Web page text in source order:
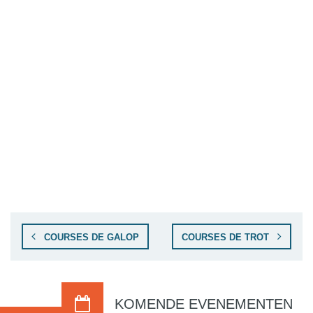
COURSES DE GALOP COURSES DE TROT
KOMENDE EVENEMENTEN